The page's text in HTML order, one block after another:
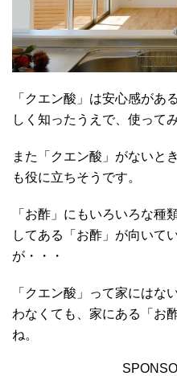
「クエン酸」は安心感があ
しく知ったうえで、使って
また「クエン酸」がないと
も役に立ちそうです。
「お酢」にもいろいろな種
してある「お酢」が向いて
が・・・
「クエン酸」って家にはな
わなくても、家にある「お
ね。